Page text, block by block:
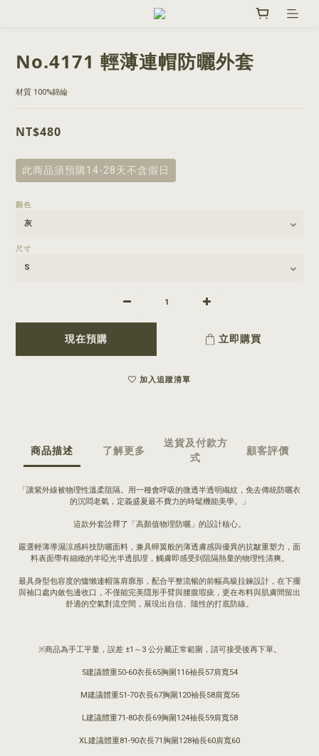
No.4171 輕薄連帽防曬外套
材質 100%錦綸
NT$480
此商品須預購14-28天不含假日
顏色
尺寸
現在預購 立即購買
加入追蹤清單
商品描述 了解更多
送貨及付款方
式
顧客評價
「讓紫外線被物理性溫柔阻隔。用一種會呼吸的微透半透明織紋，免去傳統防曬衣
的沉悶老氣，定義盛夏最不費力的時髦機能美學。」
這款外套詮釋了「高顏值物理防曬」的設計核心。
嚴選輕薄導濕涼感科技防曬面料，兼具蟬翼般的薄透膚感與優異的抗皺重塑力，面
料表面帶有細緻的半啞光半透肌理，觸膚即感受到阻隔熱量的物理性清爽。
最具身型包容度的慵懶連帽落肩廓形，配合平整流暢的前幅高級拉鍊設計，在下擺
與袖口處內斂包邊收口，不僅能完美隱形手臂與腰腹瑕疵，更在布料與肌膚間留出
舒適的空氣對流空間，展現出自信、隨性的打底防線。
※商品為手工平量，誤差 ±1～3 公分屬正常範圍，請可接受後再下單。
S建議體重50-60衣長65胸圍116袖長57肩寬54
M建議體重51-70衣長67胸圍120袖長58肩寬56
L建議體重71-80衣長69胸圍124袖長59肩寬58
XL建議體重81-90衣長71胸圍128袖長60肩寬60